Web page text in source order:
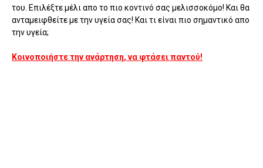
του. Επιλέξτε μέλι απο το πιο κοντινό σας μελισσοκόμο! Και θα
ανταμειφθείτε με την υγεία σας! Και τι είναι πιο σημαντικό απο
την υγεία;
Κοινοποιήστε την ανάρτηση, να φτάσει παντού!